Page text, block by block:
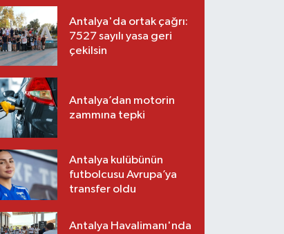
Antalya'da ortak çağrı:
7527 sayılı yasa geri
çekilsin
Antalya’dan motorin
zammına tepki
Antalya kulübünün
futbolcusu Avrupa’ya
transfer oldu
Antalya Havalimanı'nda